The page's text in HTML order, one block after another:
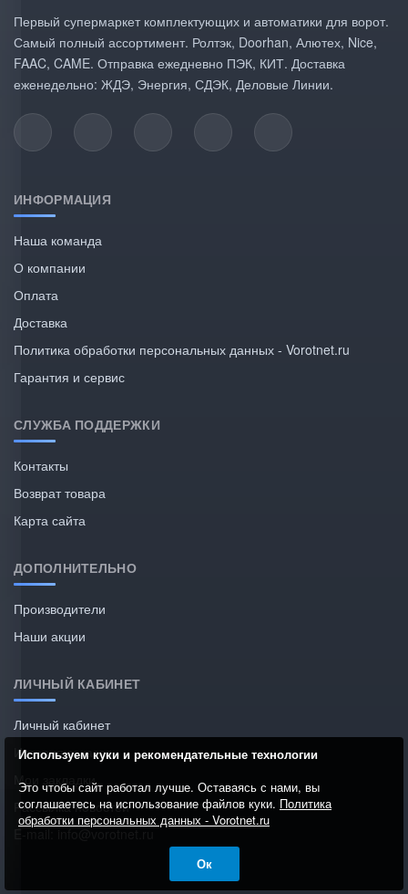
Первый супермаркет комплектующих и автоматики для ворот.
Самый полный ассортимент. Ролтэк, Doorhan, Алютех, Nice,
FAAC, CAME. Отправка ежедневно ПЭК, КИТ. Доставка
еженедельно: ЖДЭ, Энергия, СДЭК, Деловые Линии.
ИНФОРМАЦИЯ
Наша команда
О компании
Оплата
Доставка
Политика обработки персональных данных - Vorotnet.ru
Гарантия и сервис
СЛУЖБА ПОДДЕРЖКИ
Контакты
Возврат товара
Карта сайта
ДОПОЛНИТЕЛЬНО
Производители
Наши акции
ЛИЧНЫЙ КАБИНЕТ
Личный кабинет
История заказов
Мои закладки
Рассылка новостей
E-mail: info@vorotnet.ru
Используем куки и рекомендательные технологии
Это чтобы сайт работал лучше. Оставаясь с нами, вы
соглашаетесь на использование файлов куки. Политика
обработки персональных данных - Vorotnet.ru
Ок